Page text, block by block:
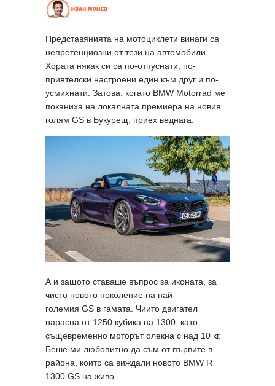
Представянията на мотоциклети винаги са
непретенциозни от тези на автомобили.
Хората някак си са по-отпуснати, по-
приятелски настроени един към друг и по-
усмихнати. Затова, когато BMW Motorrad ме
поканиха на локалната премиера на новия
голям GS в Букурещ, приех веднага.
А и защото ставаше въпрос за иконата, за
чисто новото поколение на най-
големия GS в гамата. Чиито двигател
нарасна от 1250 кубика на 1300, като
същевременно моторът олекна с над 10 кг.
Беше ми любопитно да съм от първите в
района, които са виждали новото BMW R
1300 GS на живо.